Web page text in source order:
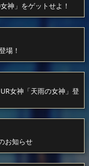
神」をゲットせよ！
場！
女神「天雨の女神」登
お知らせ